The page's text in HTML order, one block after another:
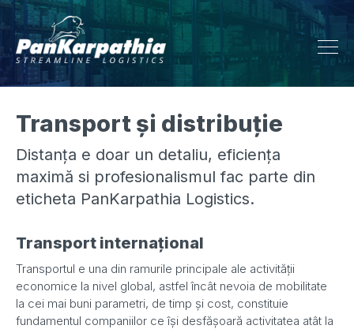
Transport și distribuție
Distanța e doar un detaliu, eficiența
maximă si profesionalismul fac parte din
eticheta PanKarpathia Logistics.
Transport internațional
Transportul e una din ramurile principale ale activității
economice la nivel global, astfel încât nevoia de mobilitate
la cei mai buni parametri, de timp și cost, constituie
fundamentul companiilor ce își desfășoară activitatea atât la